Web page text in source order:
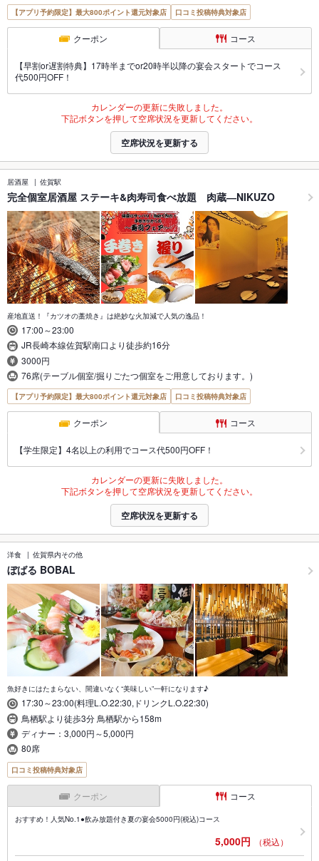
【アプリ予約限定】最大800ポイント還元対象店 口コミ投稿特典対象店
クーポン コース
【早割or遅割特典】17時半までor20時半以降の宴会スタートでコース
代500円OFF！
カレンダーの更新に失敗しました。
下記ボタンを押して空席状況を更新してください。
空席状況を更新する
居酒屋 佐賀駅
完全個室居酒屋 ステーキ&肉寿司食べ放題 肉蔵―NIKUZO
産地直送！『カツオの藁焼き』は絶妙な火加減で人気の逸品！
17:00～23:00
JR長崎本線佐賀駅南口より徒歩約16分
3000円
76席(テーブル個室/掘りごたつ個室をご用意しております。)
【アプリ予約限定】最大800ポイント還元対象店 口コミ投稿特典対象店
クーポン コース
【学生限定】4名以上の利用でコース代500円OFF！
カレンダーの更新に失敗しました。
下記ボタンを押して空席状況を更新してください。
空席状況を更新する
洋食 佐賀県内その他
ぼばる BOBAL
魚好きにはたまらない、間違いなく“美味しい”一軒になります♪
17:30～23:00(料理L.O.22:30,ドリンクL.O.22:30)
鳥栖駅より徒歩3分 鳥栖駅から158m
ディナー：3,000円～5,000円
80席
口コミ投稿特典対象店
クーポン コース
おすすめ！人気No.1●飲み放題付き夏の宴会5000円(税込)コース
5,000円 （税込）